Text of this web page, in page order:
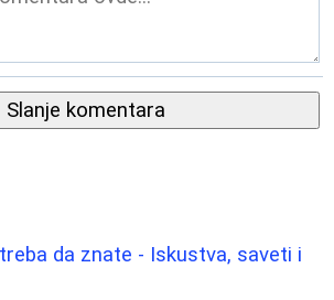
Slanje komentara
da znate - Iskustva, saveti i